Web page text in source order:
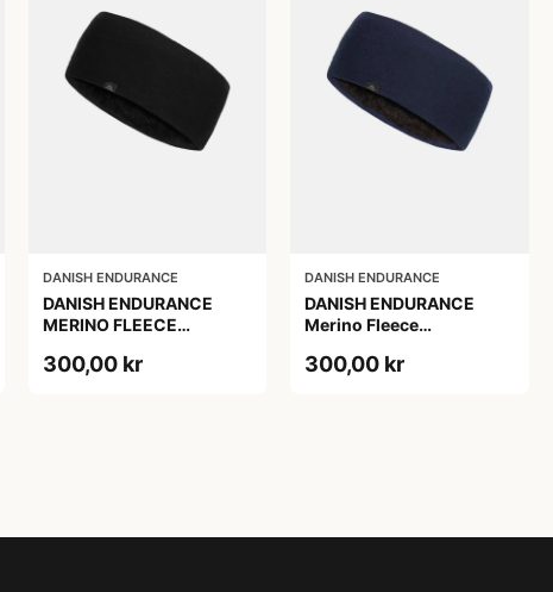
DANISH ENDURANCE
DANISH ENDURANCE
MERINO FLEECE
300,00 kr
DANISH ENDURANCE
DANISH ENDURANCE
Merino Fleece
Marineblå, S/M
300,00 kr